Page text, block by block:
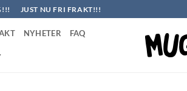
JUST NU FRI FRAKT!!!
NYHETER FAQ